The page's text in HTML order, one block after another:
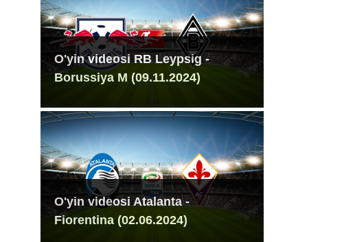
O'yin videosi RB Leypsig -
Borussiya M (09.11.2024)
O'yin videosi Atalanta -
Fiorentina (02.06.2024)